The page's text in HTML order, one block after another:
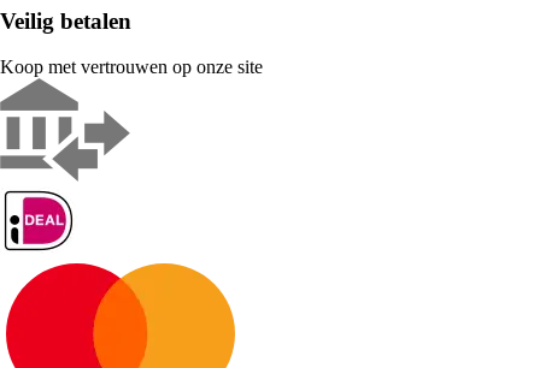
Veilig betalen
Koop met vertrouwen op onze site